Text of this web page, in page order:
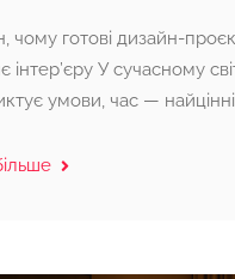
чому готові дизайн-
інтер’єру У сучасному
умови, час —